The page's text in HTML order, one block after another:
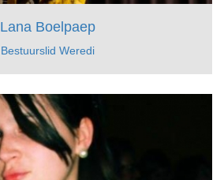
Lana Boelpaep
Bestuurslid Weredi